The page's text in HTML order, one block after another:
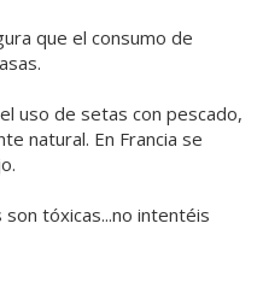
que el consumo de
uso de setas con pescado,
natural. En Francia se
son tóxicas...no intentéis